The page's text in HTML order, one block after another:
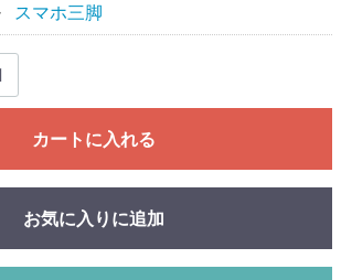
スマホ三脚
カートに入れる
お気に入りに追加